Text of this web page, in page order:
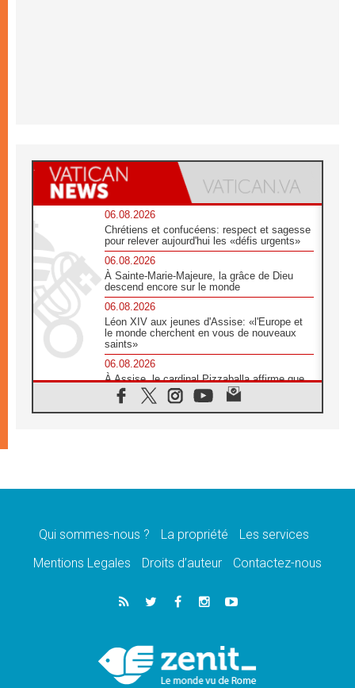
06.08.2026
Chrétiens et confucéens: respect et sagesse
pour relever aujourd'hui les «défis urgents»
06.08.2026
À Sainte-Marie-Majeure, la grâce de Dieu
descend encore sur le monde
06.08.2026
Léon XIV aux jeunes d'Assise: «l'Europe et
le monde cherchent en vous de nouveaux
saints»
06.08.2026
À Assise, le cardinal Pizzaballa affirme que
«les chrétiens veulent la paix»
06.08.2026
message de paix et de dignité humaine»
«La visite du Pape en Uruguay renforcera
05.08.2026
Le nonce en Ukraine: «Il est inquiétant
Léon XIV au Pérou, une lueur d'espoir pour
un peuple en quête de paix
Qui sommes-nous ? La propriété
Les services
Mentions Legales
Droits d’auteur Contactez-nous